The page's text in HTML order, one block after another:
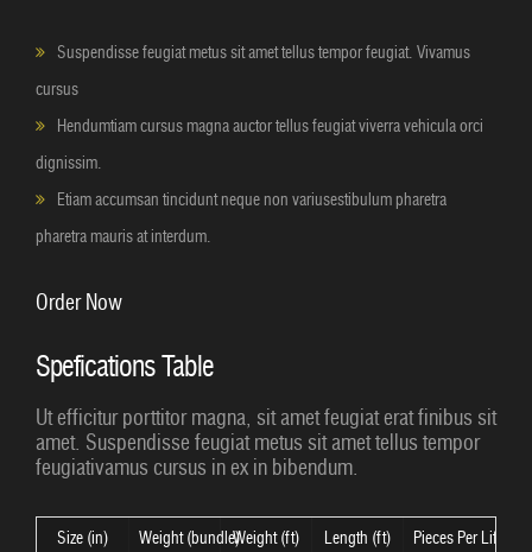
Suspendisse feugiat metus sit amet tellus tempor feugiat. Vivamus
cursus
Hendumtiam cursus magna auctor tellus feugiat viverra vehicula orci
dignissim.
Etiam accumsan tincidunt neque non variusestibulum pharetra
pharetra mauris at interdum.
Order Now
Spefications Table
Ut efficitur porttitor magna, sit amet feugiat erat finibus sit
amet. Suspendisse feugiat metus sit amet tellus tempor
feugiativamus cursus in ex in bibendum.
Size (in) Weight (bundle)Weight (ft) Length (ft) Pieces Per Lift